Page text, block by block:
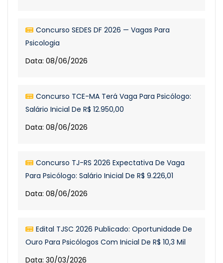
Concurso SEDES DF 2026 — Vagas Para
Psicologia
Data: 08/06/2026
Concurso TCE-MA Terá Vaga Para Psicólogo:
Salário Inicial De R$ 12.950,00
Data: 08/06/2026
Concurso TJ-RS 2026 Expectativa De Vaga
Para Psicólogo: Salário Inicial De R$ 9.226,01
Data: 08/06/2026
Edital TJSC 2026 Publicado: Oportunidade De
Ouro Para Psicólogos Com Inicial De R$ 10,3 Mil
Data: 30/03/2026